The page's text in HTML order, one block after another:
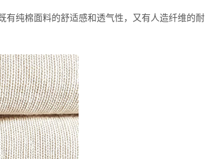
有纯棉面料的舒适感和透气性，又有人造纤维的耐